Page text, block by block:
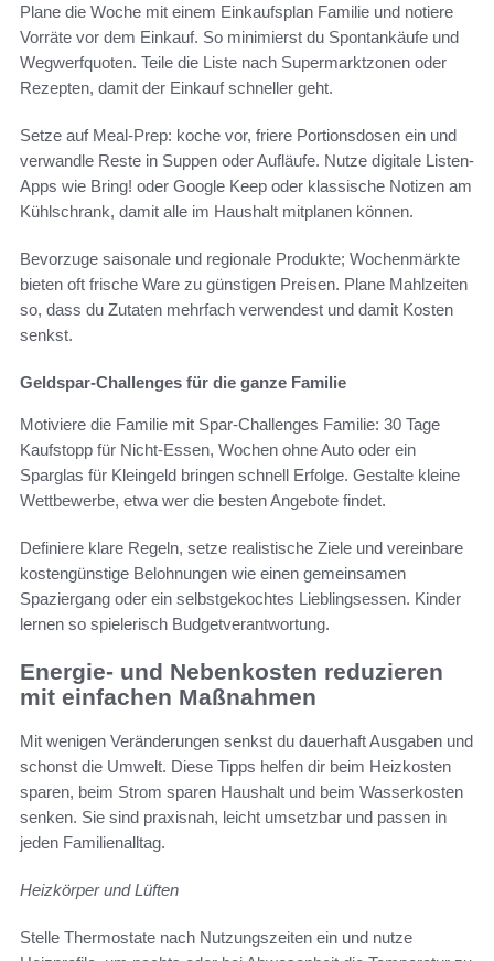
Plane die Woche mit einem Einkaufsplan Familie und notiere
Vorräte vor dem Einkauf. So minimierst du Spontankäufe und
Wegwerfquoten. Teile die Liste nach Supermarktzonen oder
Rezepten, damit der Einkauf schneller geht.
Setze auf Meal-Prep: koche vor, friere Portionsdosen ein und
verwandle Reste in Suppen oder Aufläufe. Nutze digitale Listen-
Apps wie Bring! oder Google Keep oder klassische Notizen am
Kühlschrank, damit alle im Haushalt mitplanen können.
Bevorzuge saisonale und regionale Produkte; Wochenmärkte
bieten oft frische Ware zu günstigen Preisen. Plane Mahlzeiten
so, dass du Zutaten mehrfach verwendest und damit Kosten
senkst.
Geldspar-Challenges für die ganze Familie
Motiviere die Familie mit Spar-Challenges Familie: 30 Tage
Kaufstopp für Nicht-Essen, Wochen ohne Auto oder ein
Sparglas für Kleingeld bringen schnell Erfolge. Gestalte kleine
Wettbewerbe, etwa wer die besten Angebote findet.
Definiere klare Regeln, setze realistische Ziele und vereinbare
kostengünstige Belohnungen wie einen gemeinsamen
Spaziergang oder ein selbstgekochtes Lieblingsessen. Kinder
lernen so spielerisch Budgetverantwortung.
Energie- und Nebenkosten reduzieren
mit einfachen Maßnahmen
Mit wenigen Veränderungen senkst du dauerhaft Ausgaben und
schonst die Umwelt. Diese Tipps helfen dir beim Heizkosten
sparen, beim Strom sparen Haushalt und beim Wasserkosten
senken. Sie sind praxisnah, leicht umsetzbar und passen in
jeden Familienalltag.
Heizkörper und Lüften
Stelle Thermostate nach Nutzungszeiten ein und nutze